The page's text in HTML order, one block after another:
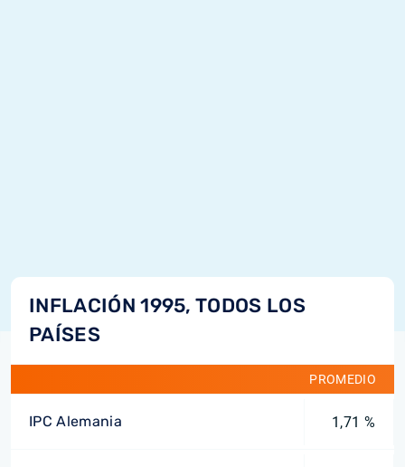
INFLACIÓN 1995, TODOS LOS
PAÍSES
PROMEDIO
IPC Alemania 1,71 %